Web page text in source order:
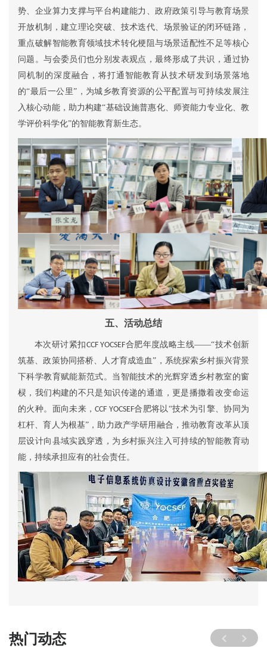
势、企业算力支撑与平台构建能力、政府政策引导与教育场景
开放机制，建立理论突破、 技术迭代、 场景验证的闭环链路，
重点破解智能教育领域技术转化梗阻与场景适配性不足等核心
问题。与会委员们也分别发表观点，最终形成了共识，通过协
同机制的深度融合，将打通智能教育从技术研发到场景落地
的“最后一公里” ，为城乡教育资源的公平配置与可持续发展注
入核心动能，助力构建“基础设施普惠化、师资能力专业化、教
学评价科学化”的智能教育新生态。
五、 活动总结
本次研讨紧扣CCF YOCSEF合肥年度战略主线——“技术创新
筑基、政策协同搭桥、人才育成造血”，系统探索乡村振兴背景
下科学教育赋能新范式。当智能技术的光辉穿透乡村教室的窗
棂，我们构建的不只是知识传递的通道，更是播撒着改变命运
的火种。面向未来，CCF YOCSEF合肥将以“技术为引擎、协同为
杠杆、育人为根基”，助力政产学研用融合，推动教育改革从顶
层设计向县域实践穿透，为乡村振兴注入可持续的智能教育动
能 ， 持续承担应有的社会责任。
热门动态